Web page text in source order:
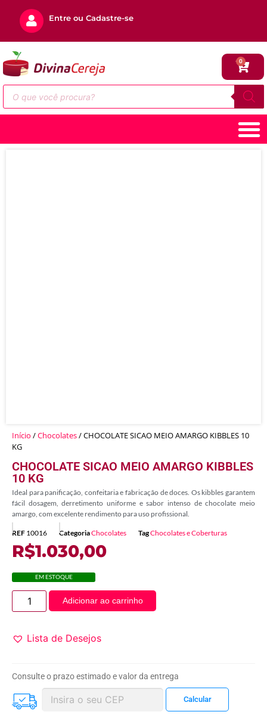
Entre ou Cadastre-se
0
Início /Chocolates/ CHOCOLATE SICAO MEIO AMARGO KIBBLES 10
KG
CHOCOLATE SICAO MEIO AMARGO KIBBLES
10 KG
Ideal para panificação, confeitaria e fabricação de doces. Os kibbles garantem
fácil dosagem, derretimento uniforme e sabor intenso de chocolate meio
amargo, com excelente rendimento para uso profissional.
REF 10016 CategoriaChocolates TagChocolates e Coberturas
R$1.030,00
EM ESTOQUE
Adicionar ao carrinho
Lista de Desejos
Consulte o prazo estimado e valor da entrega